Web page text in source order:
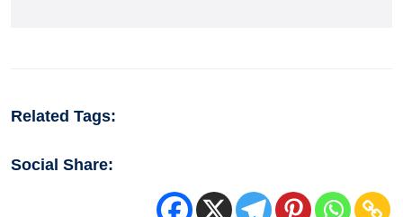
Related Tags:
Social Share: